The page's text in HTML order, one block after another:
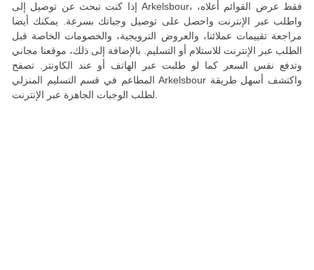
إذا كنت تبحث عن توصيل إلى Arkelsbour، فقط عرض القوائم أعلاه،
واطلب عبر الإنترنت واحصل على توصيل وجباتك بسرعة. يمكنك أيضا
مراجعة تقييمات عملائنا، والعروض الترويجية، والخصومات الخاصة قبل
الطلب عبر الإنترنت للاستلام أو التسليم. بالإضافة إلى ذلك، موقعنا مجاني
وتدفع نفس السعر كما لو طلبت عبر الهاتف أو عند الكاونتر. تصفح
المطاعم في قسم التسليم المنزلي Arkelsbour واكتشف أسهل طريقة